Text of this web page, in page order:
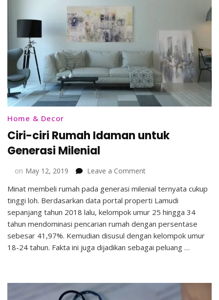
Home & Decor
Ciri-ciri Rumah Idaman untuk
Generasi Milenial
on May 12, 2019 Leave a Commenton
ciri
Rumah
Idaman
untuk
Generasi
Minat membeli rumah pada generasi milenial ternyata cukup
tinggi loh. Berdasarkan data portal properti Lamudi
sepanjang tahun 2018 lalu, kelompok umur 25 hingga 34
tahun mendominasi pencarian rumah dengan persentase
sebesar 41,97%. Kemudian disusul dengan kelompok umur
18-24 tahun. Fakta ini juga dijadikan sebagai peluang …